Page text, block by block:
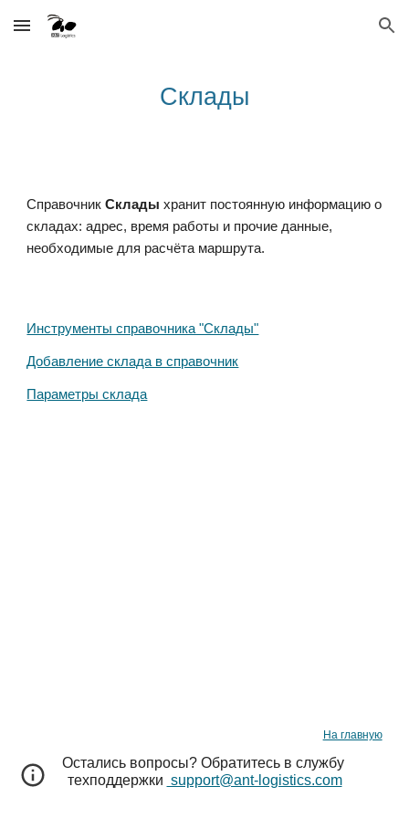
Skip to main content Skip to navigation
Склады
Справочник Склады
складах: адрес, время работы и прочие данные,
необходимые для расчёта маршрута.
Инструменты справочника "Склады"
Добавление склада в справочник
Параметры склада
На главную
Остались вопросы? Обратитесь в службу
техподдержки support@ant-logistics.com